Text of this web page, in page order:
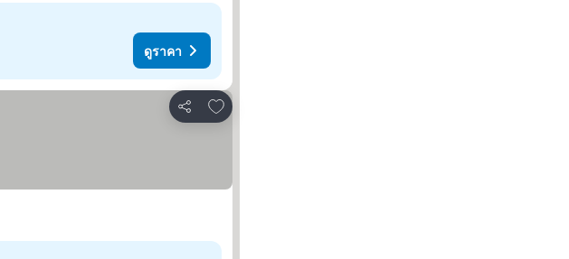
ดูราคา
แชร์
เพิ่มในรายการโปรด